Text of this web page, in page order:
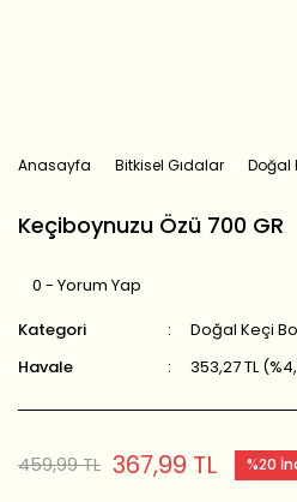
Anasayfa Bitkisel Gıdalar Doğal
Keçiboynuzu Özü 700 GR
0 - Yorum Yap
Kategori
Doğal Keçi
Havale
353,27 TL
459,99 TL 367,99 TL %20